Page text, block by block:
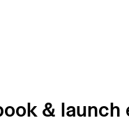
& launch